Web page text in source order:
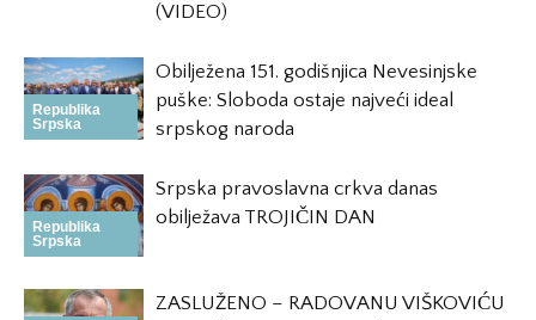
(VIDEO)
Republika
Srpska
Obilježena 151. godišnjica Nevesinjske
puške: Sloboda ostaje najveći ideal
srpskog naroda
Republika
Srpska
Srpska pravoslavna crkva danas
obilježava TROJIČIN DAN
ZASLUŽENO – RADOVANU VIŠKOVIĆU